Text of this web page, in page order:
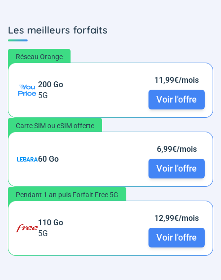
Les meilleurs forfaits
Réseau Orange
200 Go
5G
11,99€/mois
Voir l'offre
Carte SIM ou eSIM offerte
60 Go
6,99€/mois
Voir l'offre
Pendant 1 an puis Forfait Free 5G
110 Go
5G
12,99€/mois
Voir l'offre